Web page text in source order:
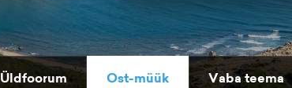
Üldfoorum Ost-müük Vaba teema